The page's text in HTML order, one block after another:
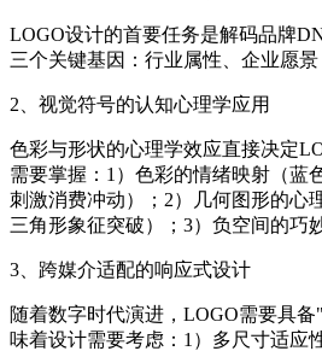
LOGO设计的首要任务是解码品牌
三个关键基因：行业属性、企业愿景
2、视觉符号的认知心理学应用
色彩与形状的心理学效应直接决定
需要掌握：1）色彩的情绪映射（蓝
刺激消费冲动）；2）几何图形的心
三角形象征突破）；3）负空间的巧
3、跨媒介适配的响应式设计
随着数字时代演进，LOGO需要具
味着设计需要考虑：1）多尺寸适应